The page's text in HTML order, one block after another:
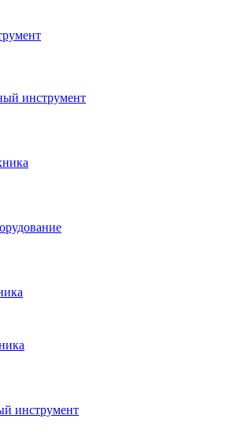
инструмент
инструмент